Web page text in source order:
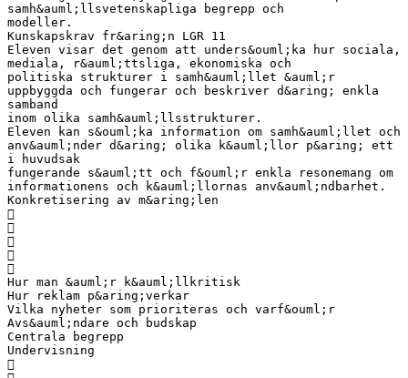
samh&auml;llsvetenskapliga begrepp och
modeller.
Kunskapskrav fr&aring;n LGR 11
Eleven visar det genom att unders&ouml;ka hur sociala,
mediala, r&auml;ttsliga, ekonomiska och
politiska strukturer i samh&auml;llet &auml;r
uppbyggda och fungerar och beskriver d&aring; enkla
samband
inom olika samh&auml;llsstrukturer.
Eleven kan s&ouml;ka information om samh&auml;llet och
anv&auml;nder d&aring; olika k&auml;llor p&aring; ett
i huvudsak
fungerande s&auml;tt och f&ouml;r enkla resonemang om
informationens och k&auml;llornas anv&auml;ndbarhet.
Konkretisering av m&aring;len





Hur man &auml;r k&auml;llkritisk
Hur reklam p&aring;verkar
Vilka nyheter som prioriteras och varf&ouml;r
Avs&auml;ndare och budskap
Centrala begrepp
Undervisning
